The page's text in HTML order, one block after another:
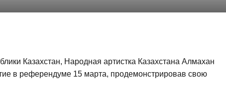
Казахстан, Народная артистка Казахстана Алмахан
в референдуме 15 марта, продемонстрировав свою